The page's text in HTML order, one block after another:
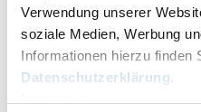
Verwendung unserer
soziale Medien, Werbung
Informationen hierzu finden
Datenschutzerklärung.
Veranstaltungen KI
Veranstaltungen
Hinweis
Es wurden keine